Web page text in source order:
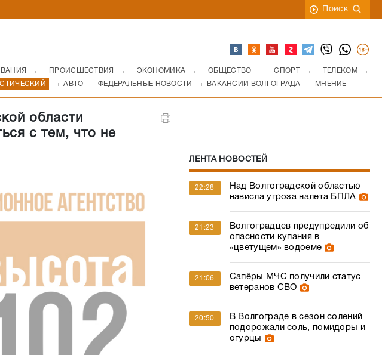
Поиск
ПРОИСШЕСТВИЯ ЭКОНОМИКА ОБЩЕСТВО СПОРТ
ТЕЛЕКОМ
АВТО ФЕДЕРАЛЬНЫЕ НОВОСТИ ВАКАНСИИ ВОЛГОГРАДА МНЕНИЕ
области
с тем, что не
ЛЕНТА НОВОСТЕЙ
22:28
Над Волгоградской областью
нависла угроза налета БПЛА
21:23
Волгоградцев предупредили об
опасности купания в
«цветущем» водоеме
21:06
Сапёры МЧС получили статус
ветеранов СВО
20:50
В Волгограде в сезон солений
подорожали соль, помидоры и
огурцы